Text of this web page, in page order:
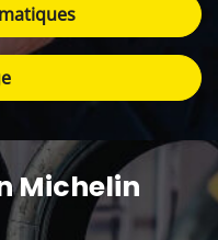
Michelin